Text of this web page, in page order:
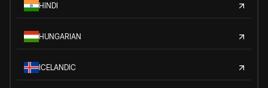
HINDI
HUNGARIAN
ICELANDIC